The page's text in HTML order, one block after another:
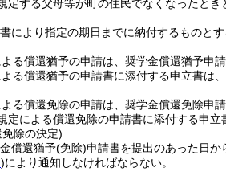
定する父母等が町の住民でなくなったとき
により指定の期日までに納付するものとす
る償還猶予の申請は、奨学金償還猶予申
る償還猶予の申請書に添付する申立書は
る償還免除の申請は、奨学金償還免除申
定による償還免除の申請書に添付する申立
除の決定)
償還猶予(免除)申請書を提出のあった日
)により通知しなければならない。